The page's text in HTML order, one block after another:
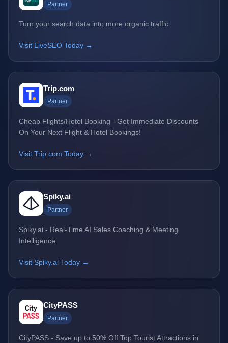
Partner
Turn your search data into more organic traffic
Visit LiveSEO Today →
Trip.com
Partner
Cheap Flights/Hotel Booking - Get Immediate Discounts
On Your Next Flight & Hotel Bookings!
Visit Trip.com Today →
Spiky.ai
Partner
Spiky.ai - Real-Time AI Sales Coaching & Meeting
Intelligence
Visit Spiky.ai Today →
CityPASS
Partner
CityPASS - Save up to 50% Off Top Tourist Attractions in